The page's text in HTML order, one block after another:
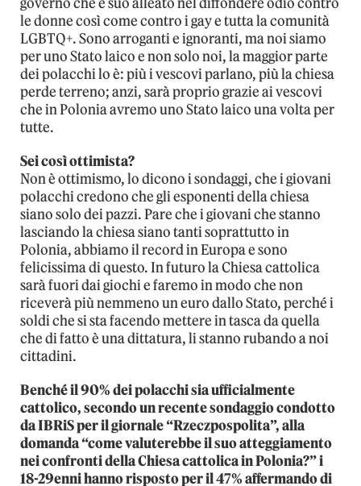
le donne così come contro i gay e tutta la comunità
LGBTQ+. Sono arroganti e ignoranti, ma noi siamo
per uno Stato laico e non solo noi, la maggior parte
dei polacchi lo è: più i vescovi parlano, più la chiesa
perde terreno; anzi, sarà proprio grazie ai vescovi
che in Polonia avremo uno Stato laico una volta per
tutte.
Sei così ottimista?
Non è ottimismo, lo dicono i sondaggi, che i giovani
polacchi credono che gli esponenti della chiesa
siano solo dei pazzi. Pare che i giovani che stanno
lasciando la chiesa siano tanti soprattutto in
Polonia, abbiamo il record in Europa e sono
felicissima di questo. In futuro la Chiesa cattolica
sarà fuori dai giochi e faremo in modo che non
riceverà più nemmeno un euro dallo Stato, perché i
soldi che si sta facendo mettere in tasca da quella
che di fatto è una dittatura, li stanno rubando a noi
cittadini.
Benché il 90% dei polacchi sia ufficialmente
cattolico, secondo un recente sondaggio condotto
da IBRiS per il giornale “Rzeczpospolita”, alla
domanda “come valuterebbe il suo atteggiamento
nei confronti della Chiesa cattolica in Polonia?” i
18-29enni hanno risposto per il 47% affermando di